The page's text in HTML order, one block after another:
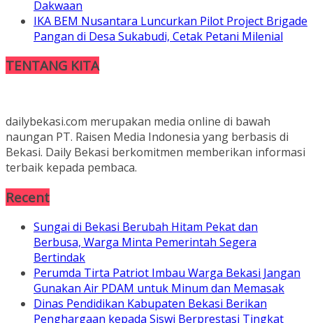
Dakwaan
IKA BEM Nusantara Luncurkan Pilot Project Brigade
Pangan di Desa Sukabudi, Cetak Petani Milenial
TENTANG KITA
dailybekasi.com merupakan media online di bawah
naungan PT. Raisen Media Indonesia yang berbasis di
Bekasi. Daily Bekasi berkomitmen memberikan informasi
terbaik kepada pembaca.
Recent
Sungai di Bekasi Berubah Hitam Pekat dan
Berbusa, Warga Minta Pemerintah Segera
Bertindak
Perumda Tirta Patriot Imbau Warga Bekasi Jangan
Gunakan Air PDAM untuk Minum dan Memasak
Dinas Pendidikan Kabupaten Bekasi Berikan
Penghargaan kepada Siswi Berprestasi Tingkat